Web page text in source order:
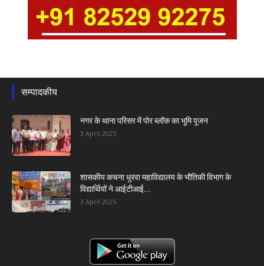
सम्पादकीय
नगर के थाना परिसर में पोर ब्लॉक का भूमि पूजन
3 April 2025
शासकीय कचना धुरवा महाविद्यालय के भौतिकी विभाग के
विद्यार्थियों ने आईटीआई...
3 April 2025